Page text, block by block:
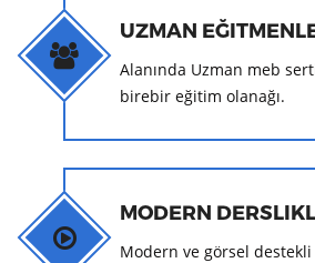
UZMAN
Alanında Uzman meb
birebir eğitim olanağı.
MODERN
Modern ve görsel destekli